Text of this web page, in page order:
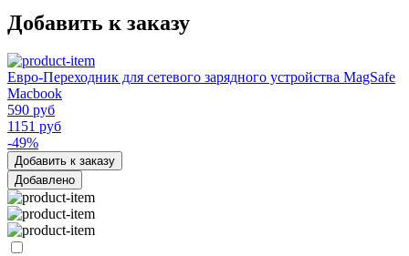
Добавить к заказу
Евро-Переходник для сетевого зарядного устройства MagSafe
Macbook
590 руб
1151 руб
-49%
Добавить к заказу
Добавлено